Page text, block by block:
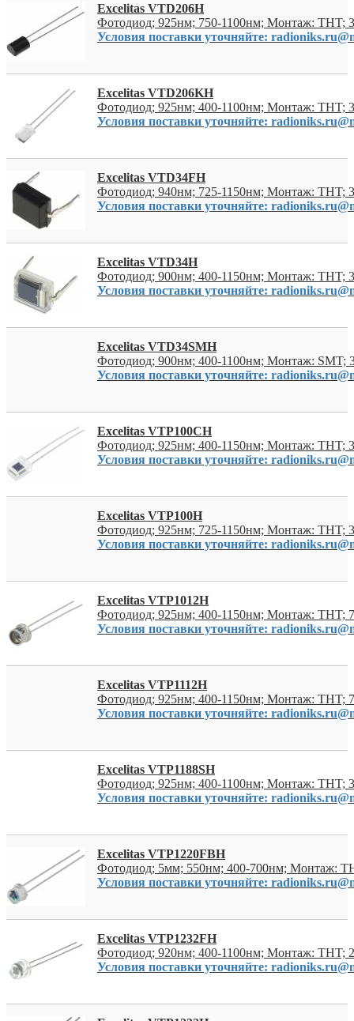
Excelitas VTD206H
Фотодиод; 925нм; 750-1100нм; Монтаж: THT;
Условия поставки уточняйте:
Excelitas VTD206KH
Фотодиод; 925нм; 400-1100нм; Монтаж: THT;
Условия поставки уточняйте:
Excelitas VTD34FH
Фотодиод; 940нм; 725-1150нм; Монтаж: THT;
Условия поставки уточняйте:
Excelitas VTD34H
Фотодиод; 900нм; 400-1150нм; Монтаж: THT;
Условия поставки уточняйте:
Excelitas VTD34SMH
Фотодиод; 900нм; 400-1100нм; Монтаж: SMT;
Условия поставки уточняйте:
Excelitas VTP100CH
Фотодиод; 925нм; 400-1150нм; Монтаж: THT;
Условия поставки уточняйте:
Excelitas VTP100H
Фотодиод; 925нм; 725-1150нм; Монтаж: THT;
Условия поставки уточняйте:
Excelitas VTP1012H
Фотодиод; 925нм; 400-1150нм; Монтаж: THT;
Условия поставки уточняйте:
Excelitas VTP1112H
Фотодиод; 925нм; 400-1150нм; Монтаж: THT;
Условия поставки уточняйте:
Excelitas VTP1188SH
Фотодиод; 925нм; 400-1100нм; Монтаж: THT;
Условия поставки уточняйте:
Excelitas VTP1220FBH
Фотодиод; 5мм; 550нм; 400-700нм; Монтаж:
Условия поставки уточняйте:
Excelitas VTP1232FH
Фотодиод; 920нм; 400-1100нм; Монтаж: THT;
Условия поставки уточняйте: